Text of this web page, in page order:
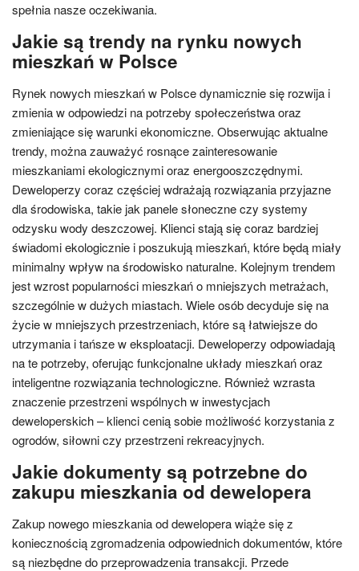
spełnia nasze oczekiwania.
Jakie są trendy na rynku nowych
mieszkań w Polsce
Rynek nowych mieszkań w Polsce dynamicznie się rozwija i
zmienia w odpowiedzi na potrzeby społeczeństwa oraz
zmieniające się warunki ekonomiczne. Obserwując aktualne
trendy, można zauważyć rosnące zainteresowanie
mieszkaniami ekologicznymi oraz energooszczędnymi.
Deweloperzy coraz częściej wdrażają rozwiązania przyjazne
dla środowiska, takie jak panele słoneczne czy systemy
odzysku wody deszczowej. Klienci stają się coraz bardziej
świadomi ekologicznie i poszukują mieszkań, które będą miały
minimalny wpływ na środowisko naturalne. Kolejnym trendem
jest wzrost popularności mieszkań o mniejszych metrażach,
szczególnie w dużych miastach. Wiele osób decyduje się na
życie w mniejszych przestrzeniach, które są łatwiejsze do
utrzymania i tańsze w eksploatacji. Deweloperzy odpowiadają
na te potrzeby, oferując funkcjonalne układy mieszkań oraz
inteligentne rozwiązania technologiczne. Również wzrasta
znaczenie przestrzeni wspólnych w inwestycjach
deweloperskich – klienci cenią sobie możliwość korzystania z
ogrodów, siłowni czy przestrzeni rekreacyjnych.
Jakie dokumenty są potrzebne do
zakupu mieszkania od dewelopera
Zakup nowego mieszkania od dewelopera wiąże się z
koniecznością zgromadzenia odpowiednich dokumentów, które
są niezbędne do przeprowadzenia transakcji. Przede